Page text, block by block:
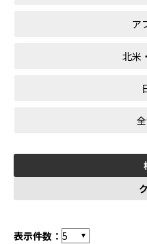
ア
北米
表示件数：